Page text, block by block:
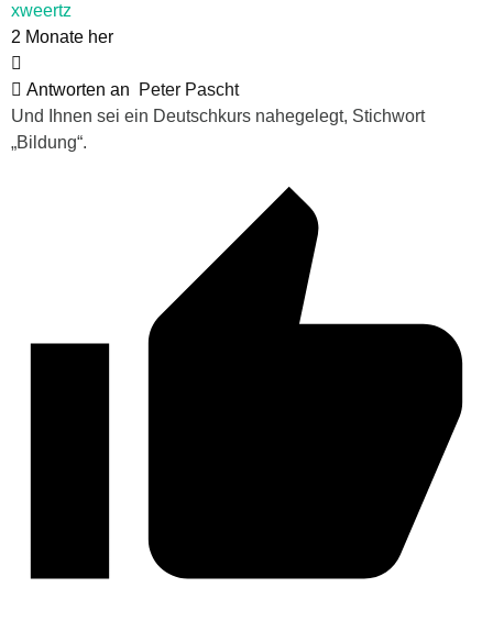
xweertz
2 Monate her
Antworten an
Peter Pascht
Und Ihnen sei ein Deutschkurs nahegelegt, Stichwort
„Bildung“.